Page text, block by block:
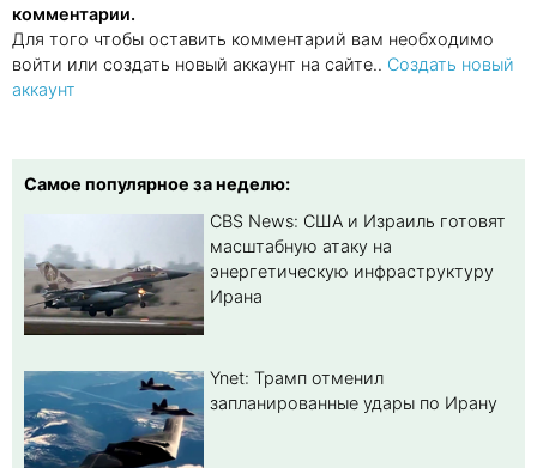
комментарии.
Для того чтобы оставить комментарий вам необходимо
войти или создать новый аккаунт на сайте.. Создать новый
аккаунт
Самое популярное за неделю:
CBS News: США и Израиль готовят
масштабную атаку на
энергетическую инфраструктуру
Ирана
Ynet: Трамп отменил
запланированные удары по Ирану